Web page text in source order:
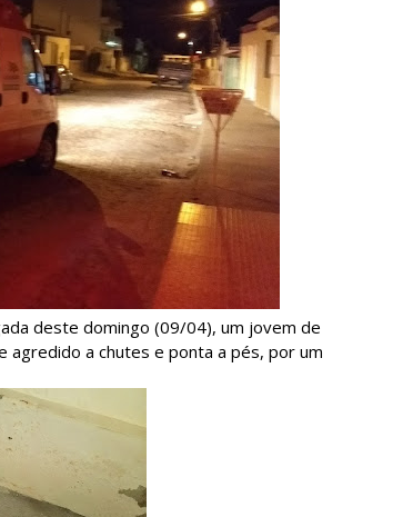
deste domingo (09/04), um jovem de
agredido a chutes e ponta a pés, por um